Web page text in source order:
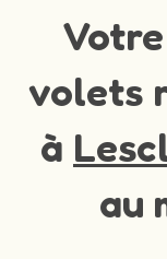
volets
à
au